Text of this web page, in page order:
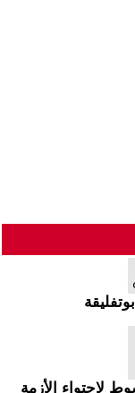
لاحتواء الأزمة